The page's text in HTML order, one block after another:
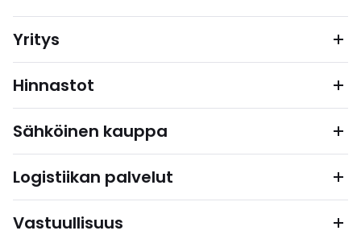
Yritys
Hinnastot
Sähköinen kauppa
Logistiikan palvelut
Vastuullisuus